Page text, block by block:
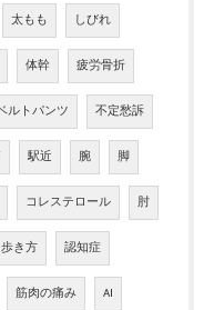
太もも しびれ
体幹 疲労骨折
ルトパンツ 不定愁訴
駅近 腕 脚
コレステロール 肘
歩き方 認知症
筋肉の痛み AI